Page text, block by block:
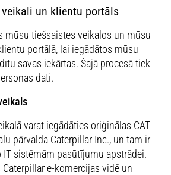
un klientu portāls
mūsu tiešsaistes veikalos un mūsu
portālā, lai iegādātos mūsu
savas iekārtas. Šajā procesā tiek
dati.
varat iegādāties oriģinālas CAT
pārvalda Caterpillar Inc., un tam ir
IT sistēmām pasūtījumu apstrādei.
e-komercijas vidē un